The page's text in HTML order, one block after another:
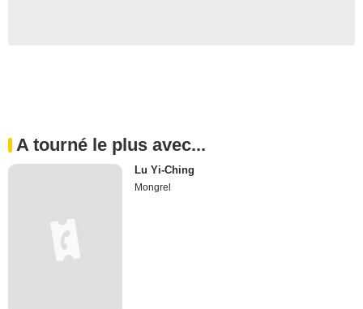
A tourné le plus avec...
Lu Yi-Ching
Mongrel